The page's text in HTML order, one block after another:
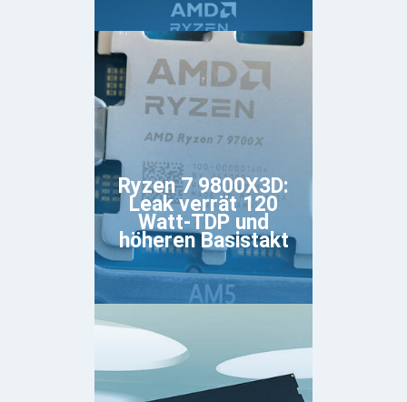
Ryzen 7 9800X3D:
Leak verrät 120
Watt-TDP und
höheren Basistakt